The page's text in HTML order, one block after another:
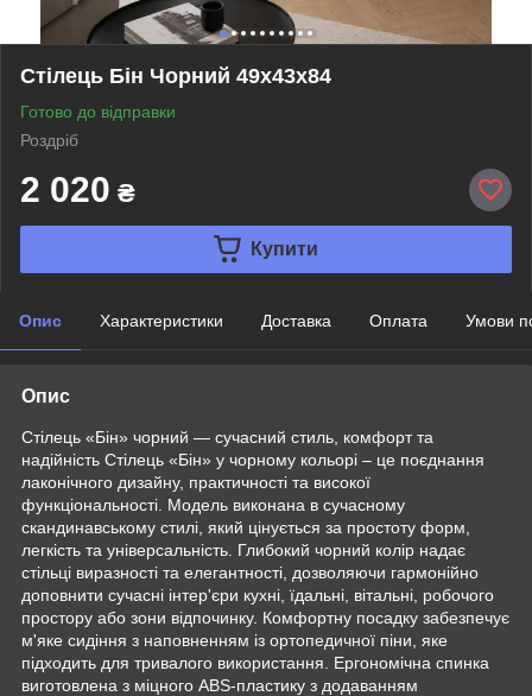
Стілець Бін Чорний 49х43х84
Готово до відправки
Роздріб
2 020 ₴
Купити
Опис Характеристики Доставка Оплата Умови
Опис
Стілець «Бін» чорний — сучасний стиль, комфорт та
надійність Стілець «Бін» у чорному кольорі – це поєднання
лаконічного дизайну, практичності та високої
функціональності. Модель виконана в сучасному
скандинавському стилі, який цінується за простоту форм,
легкість та універсальність. Глибокий чорний колір надає
стільці виразності та елегантності, дозволяючи гармонійно
доповнити сучасні інтер'єри кухні, їдальні, вітальні, робочого
простору або зони відпочинку. Комфортну посадку забезпечує
м'яке сидіння з наповненням із ортопедичної піни, яке
підходить для тривалого використання. Ергономічна спинка
виготовлена ​​з міцного ABS-пластику з додаванням